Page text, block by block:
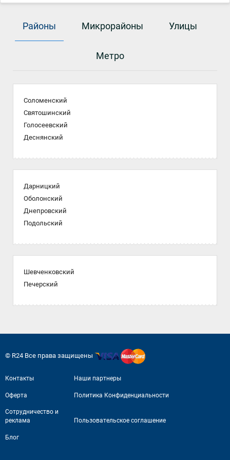
Районы Микрорайоны Улицы
Метро
Соломенский
Святошинский
Голосеевский
Деснянский
Дарницкий
Оболонский
Днепровский
Подольский
Шевченковский
Печерский
© R24 Все права защищены
Контакты Наши партнеры
Оферта Политика Конфиденциальности
Сотрудничество и
реклама
Пользовательское соглашение
Блог